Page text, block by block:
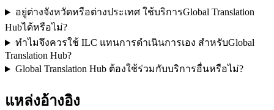
อยู่ต่างจังหวัดหรือต่างประเทศ ใช้บริการGlobal Translation
Hubได้หรือไม่?
ทำไมจึงควรใช้ ILC แทนการดำเนินการเอง สำหรับGlobal
Translation Hub?
Global Translation Hub ต้องใช้ร่วมกับบริการอื่นหรือไม่?
แหล่งอ้างอิง